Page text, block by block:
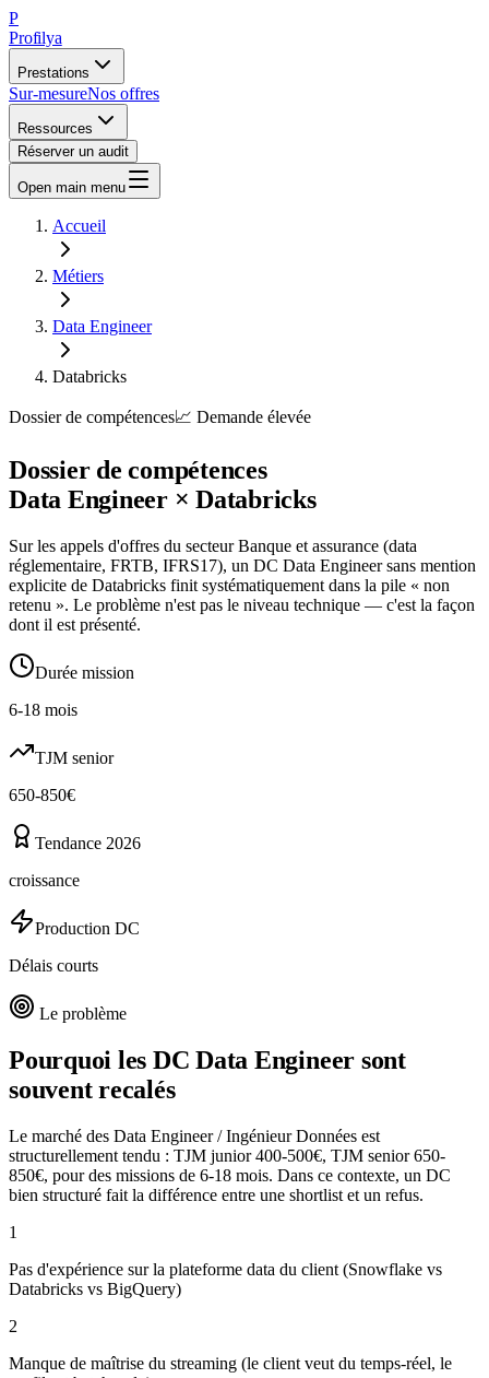
P
Profilya
Prestations
Sur-mesureNos offres
Ressources
Réserver un audit
Open main menu
Accueil
Métiers
Data Engineer
Databricks
Dossier de compétences📈 Demande élevée
Dossier de compétences
Data Engineer×Databricks
Sur les appels d'offres du secteur Banque et assurance (data
réglementaire, FRTB, IFRS17), un DC Data Engineer sans mention
explicite de Databricks finit systématiquement dans la pile « non
retenu ». Le problème n'est pas le niveau technique — c'est la façon
dont il est présenté.
Durée mission
6-18 mois
TJM senior
650-850€
Tendance 2026
croissance
Production DC
Délais courts
Le problème
Pourquoi les DCData Engineer sont
souvent recalés
Le marché des Data Engineer / Ingénieur Données est
structurellement tendu : TJM junior 400-500€, TJM senior 650-
850€, pour des missions de 6-18 mois. Dans ce contexte, un DC
bien structuré fait la différence entre une shortlist et un refus.
1
Pas d'expérience sur la plateforme data du client (Snowflake vs
Databricks vs BigQuery)
2
Manque de maîtrise du streaming (le client veut du temps-réel, le